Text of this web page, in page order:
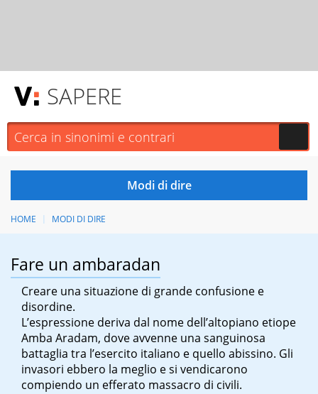
SAPERE
HOME MODI DI DIRE
Fare un ambaradan
Creare una situazione di grande confusione e
disordine.
L’espressione deriva dal nome dell’altopiano etiope
Amba Aradam, dove avvenne una sanguinosa
battaglia tra l’esercito italiano e quello abissino. Gli
invasori ebbero la meglio e si vendicarono
compiendo un efferato massacro di civili.